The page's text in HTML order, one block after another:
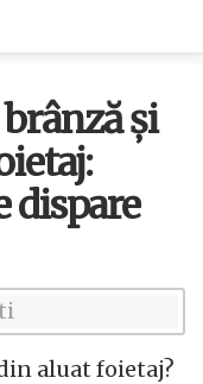
și
dispare
aluat foietaj?